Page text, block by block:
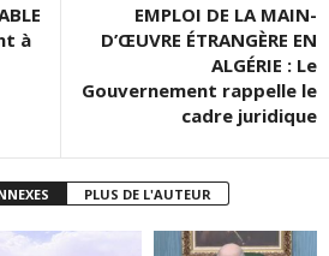
à
EMPLOI DE LA MAIN-
D’ŒUVRE ÉTRANGÈRE EN
ALGÉRIE : Le
Gouvernement rappelle le
cadre juridique
PLUS DE L'AUTEUR